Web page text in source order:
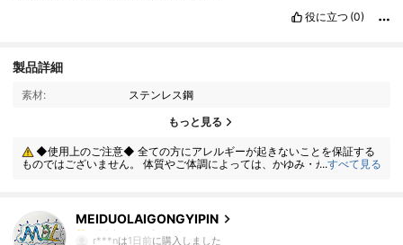
役に立つ (0)
製品詳細
素材: ステンレス鋼
もっと見る
◆使用上のご注意◆ 全ての方にアレルギーが起きないことを保証する
ものではございません。 体質やご体調によっては、かゆみ・かぶれが生じ
...すべて見る
MEIDUOLAIGONGYIPIN
431 フォロワー
4.85 431 フォロワー
4.85
431 フォロワー
r***nは1日前に購入しました